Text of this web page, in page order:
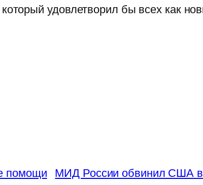
удовлетворил бы всех как
помощи МИД России обвинил США в